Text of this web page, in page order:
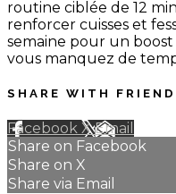
routine ciblée de 12
renforcer cuisses et
semaine pour un
vous manquez de
SHARE WITH
Facebook XEmail
Share on Facebook
Share on X
Share via Email